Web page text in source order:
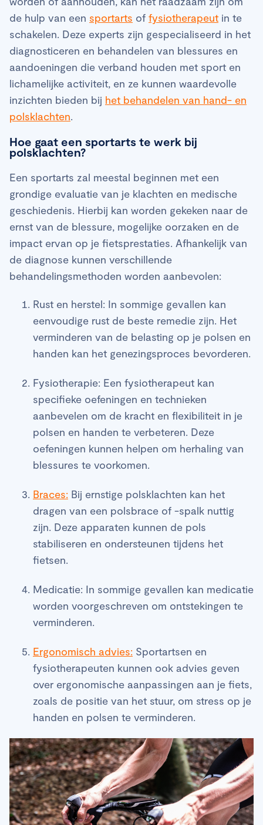
de hulp van een sportarts of fysiotherapeut in te
schakelen. Deze experts zijn gespecialiseerd in het
diagnosticeren en behandelen van blessures en
aandoeningen die verband houden met sport en
lichamelijke activiteit, en ze kunnen waardevolle
inzichten bieden bij het behandelen van hand- en
polsklachten.
Hoe gaat een sportarts te werk bij
polsklachten?
Een sportarts zal meestal beginnen met een
grondige evaluatie van je klachten en medische
geschiedenis. Hierbij kan worden gekeken naar de
ernst van de blessure, mogelijke oorzaken en de
impact ervan op je fietsprestaties. Afhankelijk van
de diagnose kunnen verschillende
behandelingsmethoden worden aanbevolen:
Rust en herstel: In sommige gevallen kan
eenvoudige rust de beste remedie zijn. Het
verminderen van de belasting op je polsen en
handen kan het genezingsproces bevorderen.
Fysiotherapie: Een fysiotherapeut kan
specifieke oefeningen en technieken
aanbevelen om de kracht en flexibiliteit in je
polsen en handen te verbeteren. Deze
oefeningen kunnen helpen om herhaling van
blessures te voorkomen.
Braces: Bij ernstige polsklachten kan het
dragen van een polsbrace of -spalk nuttig
zijn. Deze apparaten kunnen de pols
stabiliseren en ondersteunen tijdens het
fietsen.
Medicatie: In sommige gevallen kan medicatie
worden voorgeschreven om ontstekingen te
verminderen.
Ergonomisch advies: Sportartsen en
fysiotherapeuten kunnen ook advies geven
over ergonomische aanpassingen aan je fiets,
zoals de positie van het stuur, om stress op je
handen en polsen te verminderen.